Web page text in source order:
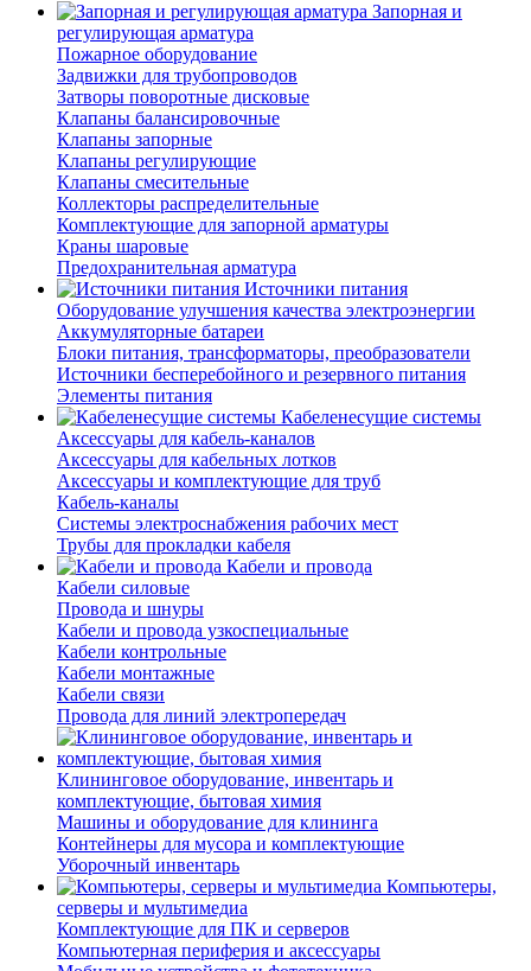
Запорная и
регулирующая арматура
Пожарное оборудование
Задвижки для трубопроводов
Затворы поворотные дисковые
Клапаны балансировочные
Клапаны запорные
Клапаны регулирующие
Клапаны смесительные
Коллекторы распределительные
Комплектующие для запорной арматуры
Краны шаровые
Предохранительная арматура
Источники питания
Оборудование улучшения качества электроэнергии
Аккумуляторные батареи
Блоки питания, трансформаторы, преобразователи
Источники бесперебойного и резервного питания
Элементы питания
Кабеленесущие системы
Аксессуары для кабель-каналов
Аксессуары для кабельных лотков
Аксессуары и комплектующие для труб
Кабель-каналы
Системы электроснабжения рабочих мест
Трубы для прокладки кабеля
Кабели и провода
Кабели силовые
Провода и шнуры
Кабели и провода узкоспециальные
Кабели контрольные
Кабели монтажные
Кабели связи
Провода для линий электропередач
Клининговое оборудование, инвентарь и
комплектующие, бытовая химия
Машины и оборудование для клининга
Контейнеры для мусора и комплектующие
Уборочный инвентарь
Компьютеры,
серверы и мультимедиа
Комплектующие для ПК и серверов
Компьютерная периферия и аксессуары